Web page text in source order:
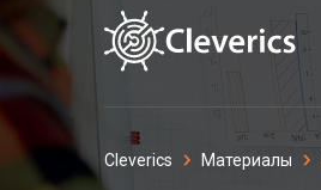
Cleverics Материалы